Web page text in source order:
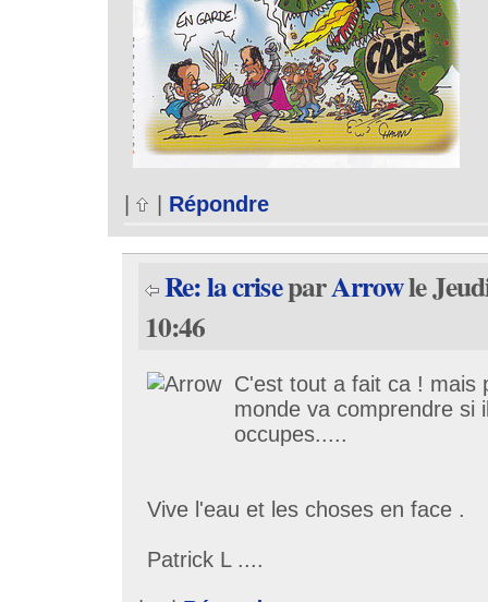
| | Répondre
Re: la criseparArrowle
10:46
C'est tout a fait ca ! mais
monde va comprendre si
occupes.....
Vive l'eau et les choses en face .
Patrick L ....